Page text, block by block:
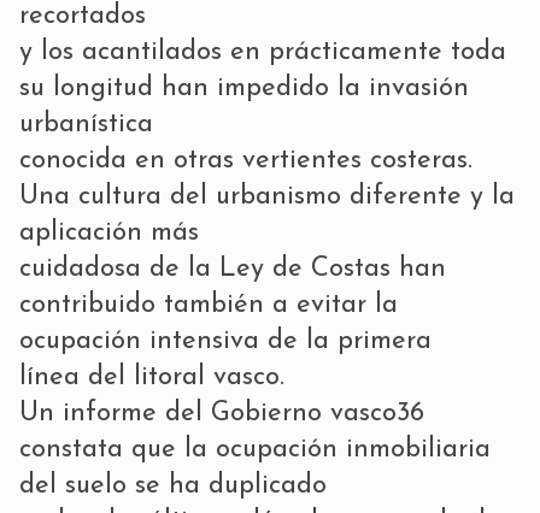
recortados
y los acantilados en prácticamente toda
su longitud han impedido la invasión
urbanística
conocida en otras vertientes costeras.
Una cultura del urbanismo diferente y la
aplicación más
cuidadosa de la Ley de Costas han
contribuido también a evitar la
ocupación intensiva de la primera
línea del litoral vasco.
Un informe del Gobierno vasco36
constata que la ocupación inmobiliaria
del suelo se ha duplicado